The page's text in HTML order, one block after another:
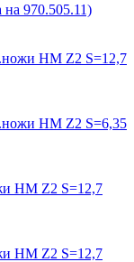
970.505.11)
HM Z2 S=12,7
HM Z2 S=6,35
HM Z2 S=12,7
HM Z2 S=12,7